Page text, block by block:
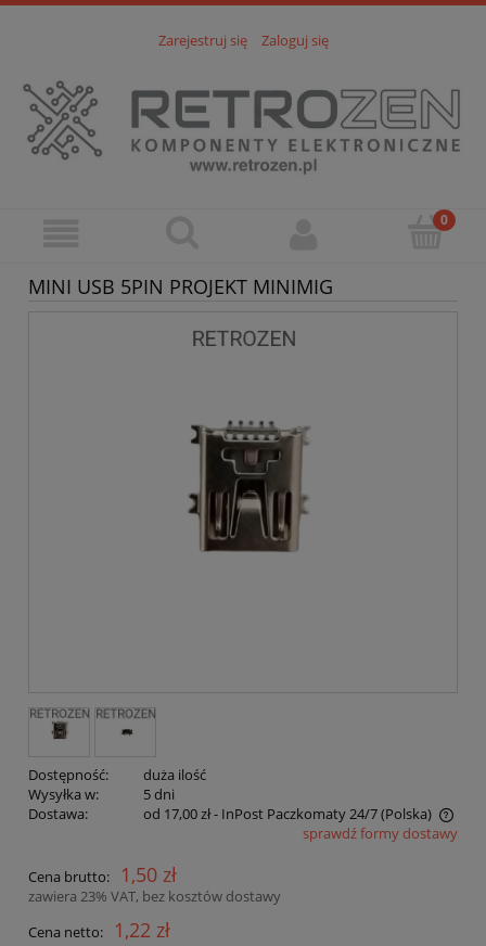
Zarejestruj się Zaloguj się
MINI USB 5PIN PROJEKT MINIMIG
Dostępność:
duża ilość
Wysyłka w:
5 dni
Dostawa:
od 17,00 zł- InPost Paczkomaty 24/7(Polska)
Cena nie zawiera ewentualnych kosztów płatnościsprawdź formy dostawy
Cena brutto: 1,50 zł
zawiera 23% VAT, bez kosztów dostawy
Cena netto:
1,22 zł